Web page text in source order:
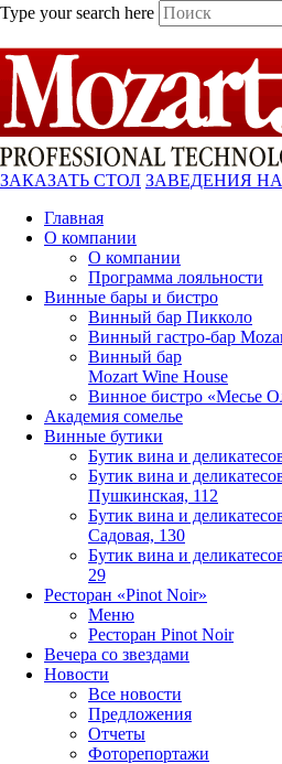
Type your search here
ЗАКАЗАТЬ СТОЛ ЗАВЕДЕНИЯ
Главная
О компании
О компании
Программа лояльности
Винные бары и бистро
Винный бар Пикколо
Винный гастро-бар
Винный бар
Mozart Wine House
Винное бистро «Месье
Академия сомелье
Винные бутики
Бутик вина и
Бутик вина и
Пушкинская, 112
Бутик вина и
Садовая, 130
Бутик вина и
29
Ресторан «Pinot Noir»
Меню
Ресторан Pinot Noir
Вечера со звездами
Новости
Все новости
Предложения
Отчеты
Фоторепортажи